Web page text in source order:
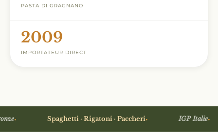
PASTA DI GRAGNANO
2009
IMPORTATEUR DIRECT
· Spaghetti · Rigatoni · Paccheri· IGP Italie·